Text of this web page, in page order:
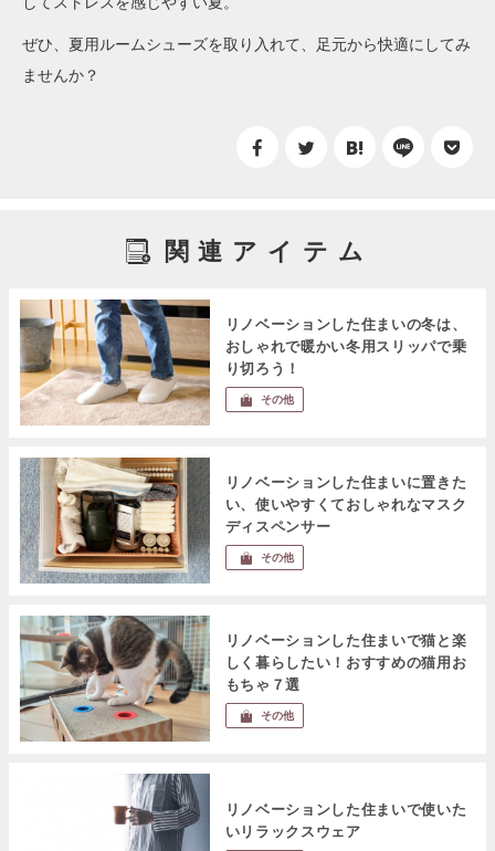
ぜひ、夏用ルームシューズを取り入れて、足元から快適にしてみ
ませんか？
関連アイテム
リノベーションした住まいの冬は、
おしゃれで暖かい冬用スリッパで乗
り切ろう！
その他
リノベーションした住まいに置きた
い、使いやすくておしゃれなマスク
ディスペンサー
その他
リノベーションした住まいで猫と楽
しく暮らしたい！おすすめの猫用お
もちゃ７選
その他
リノベーションした住まいで使いた
いリラックスウェア